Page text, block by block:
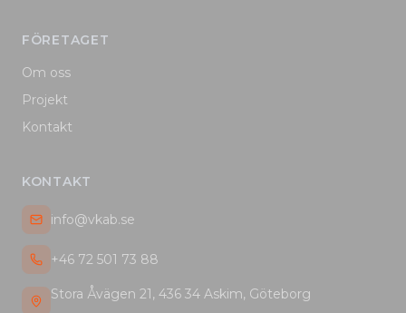
FÖRETAGET
Om oss
Projekt
Kontakt
KONTAKT
info@vkab.se
+46 72 501 73 88
Stora Åvägen 21, 436 34 Askim, Göteborg